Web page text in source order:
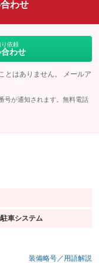
わせ
り依頼
わせ
とはありません。 メールア
号が通知されます。無料電話
車システム
あり
装備略号／用語解説